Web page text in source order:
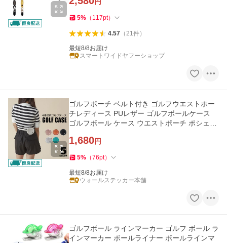
5% （ 117pt）
4.57（21件）
最短8/8お届け
スマートワイドヤフーショップ
ゴルフポーチ ベルト付き ゴルフウエストポー
チレディース PUレザー ゴルフボールケース
ゴルフボール ケース ウエストポーチ ポシェッ
1,680円
5% （76pt）
最短8/8お届け
ウォールステッカー本舗
ゴルフボール ラインマーカー ゴルフ ボール ラ
インマーカー ボールライナー ボールラインマ